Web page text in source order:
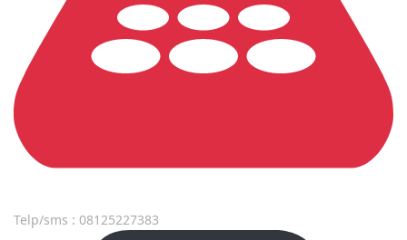
Telp/sms : 08125227383